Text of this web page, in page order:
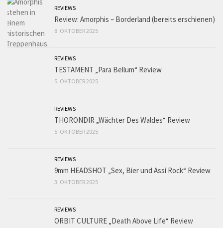
REVIEWS
Review: Amorphis – Borderland (bereits erschienen)
8. OKTOBER 2025
REVIEWS
TESTAMENT „Para Bellum“ Review
5. OKTOBER 2025
REVIEWS
THORONDIR „Wächter Des Waldes“ Review
5. OKTOBER 2025
REVIEWS
9mm HEADSHOT „Sex, Bier und Assi Rock“ Review
3. OKTOBER 2025
REVIEWS
ORBIT CULTURE „Death Above Life“ Review